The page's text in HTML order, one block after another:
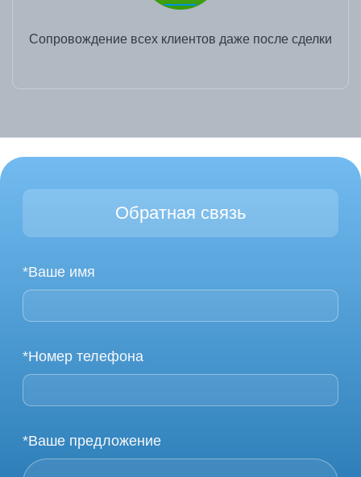
Сопровождение всех клиентов даже после сделки
Обратная связь
*Ваше имя
*Номер телефона
*Ваше предложение